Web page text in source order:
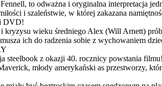
to odważna i oryginalna interpretacja
i szaleństwie, w której zakazana
i DVD!
kryzysu wieku średniego Alex (Will Arnett)
ich do radzenia sobie z wychowaniem
steelbook z okazji 40. rocznicy powstania
młody amerykański as przestworzy,